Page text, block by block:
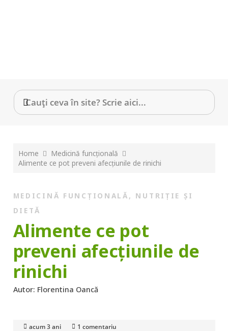
Home
Medicină funcțională
Alimente ce pot preveni afecțiunile de rinichi
MEDICINĂ FUNCȚIONALĂ , NUTRIȚIE ȘI
DIETĂ
Alimente ce pot
preveni afecțiunile de
rinichi
Autor: Florentina Oancă
acum 3 ani 1comentariu